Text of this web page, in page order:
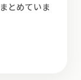
とめていま